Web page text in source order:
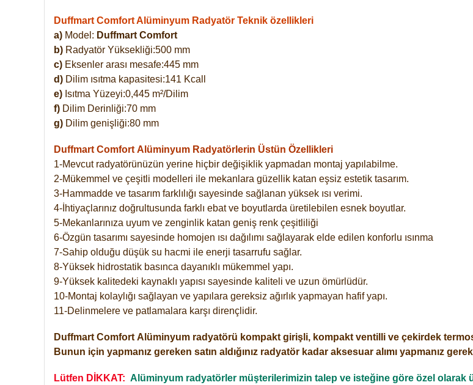
Duffmart Comfort Alüminyum Radyatör Teknik özellikleri
a) Model: Duffmart Comfort
b) Radyatör Yüksekliği:500 mm
c) Eksenler arası mesafe:445 mm
d) Dilim ısıtma kapasitesi:141 Kcall
e) Isıtma Yüzeyi:0,445 m²/Dilim
f) Dilim Derinliği:70 mm
g) Dilim genişliği:80 mm
Duffmart Comfort Alüminyum Radyatörlerin Üstün Özellikleri
1-Mevcut radyatörünüzün yerine hiçbir değişiklik yapmadan montaj yapılabilme.
2-Mükemmel ve çeşitli modelleri ile mekanlara güzellik katan eşsiz estetik tasarım.
3-Hammadde ve tasarım farklılığı sayesinde sağlanan yüksek ısı verimi.
4-İhtiyaçlarınız doğrultusunda farklı ebat ve boyutlarda üretilebilen esnek boyutlar.
5-Mekanlarınıza uyum ve zenginlik katan geniş renk çeşitliliği
6-Özgün tasarımı sayesinde homojen ısı dağılımı sağlayarak elde edilen konforlu ısınma
7-Sahip olduğu düşük su hacmi ile enerji tasarrufu sağlar.
8-Yüksek hidrostatik basınca dayanıklı mükemmel yapı.
9-Yüksek kalitedeki kaynaklı yapısı sayesinde kaliteli ve uzun ömürlüdür.
10-Montaj kolaylığı sağlayan ve yapılara gereksiz ağırlık yapmayan hafif yapı.
11-Delinmelere ve patlamalara karşı dirençlidir.
Duffmart Comfort Alüminyum radyatörü kompakt girişli, kompakt ventilli ve çekirdek
Bunun için yapmanız gereken satın aldığınız radyatör kadar aksesuar alımı yapmanız
Lütfen DİKKAT: Alüminyum radyatörler müşterilerimizin talep ve isteğine göre özel olarak